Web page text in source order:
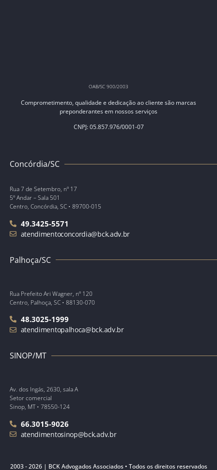
OAB/SC 900/2003
Comprometimento, qualidade e dedicação ao cliente são marcas
preponderantes em nossos serviços
CNPJ: 05.857.976/0001-07
Concórdia/SC
Rua 7 de Setembro, nº 17
5º Andar – Sala 501
Centro, Concórdia, SC • 89700-015
49.3425-5571
atendimentoconcordia@bck.adv.br
Palhoça/SC
Rua Prefeito Ari Wagner, nº 120
Centro, Palhoça, SC • 88130-070
48.3025-1999
atendimentopalhoca@bck.adv.br
SINOP/MT
Av. dos Ingás, 2630, sala A
Setor comercial
Sinop, MT • 78550-124
66.3015-9026
atendimentosinop@bck.adv.br
2003 - 2026 | BCK Advogados Associados • Todos os direitos reservados